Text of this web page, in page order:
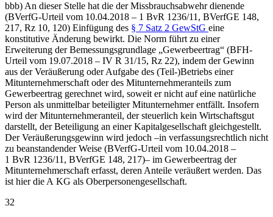
bbb) An dieser Stelle hat die der Missbrauchsabwehr dienende
(BVerfG-Urteil vom 10.04.2018 – 1 BvR 1236/11, BVerfGE 148,
217, Rz 10, 120) Einfügung des § 7 Satz 2 GewStG eine
konstitutive Änderung bewirkt. Die Norm führt zu einer
Erweiterung der Bemessungsgrundlage „Gewerbeertrag“ (BFH-
Urteil vom 19.07.2018 – IV R 31/15, Rz 22), indem der Gewinn
aus der Veräußerung oder Aufgabe des (Teil-)Betriebs einer
Mitunternehmerschaft oder des Mitunternehmeranteils zum
Gewerbeertrag gerechnet wird, soweit er nicht auf eine natürliche
Person als unmittelbar beteiligter Mitunternehmer entfällt. Insofern
wird der Mitunternehmeranteil, der steuerlich kein Wirtschaftsgut
darstellt, der Beteiligung an einer Kapitalgesellschaft gleichgestellt.
Der Veräußerungsgewinn wird jedoch –in verfassungsrechtlich nicht
zu beanstandender Weise (BVerfG-Urteil vom 10.04.2018 –
1 BvR 1236/11, BVerfGE 148, 217)– im Gewerbeertrag der
Mitunternehmerschaft erfasst, deren Anteile veräußert werden. Das
ist hier die A KG als Oberpersonengesellschaft.
32